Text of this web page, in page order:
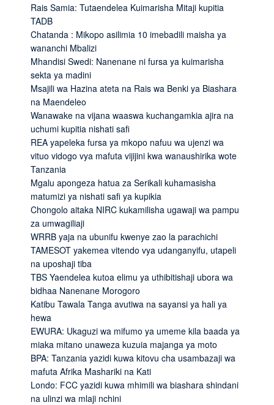
Rais Samia: Tutaendelea Kuimarisha Mitaji kupitia
TADB
Chatanda : Mikopo asilimia 10 imebadili maisha ya
wananchi Mbalizi
Mhandisi Swedi: Nanenane ni fursa ya kuimarisha
sekta ya madini
Msajili wa Hazina ateta na Rais wa Benki ya Biashara
na Maendeleo
Wanawake na vijana waaswa kuchangamkia ajira na
uchumi kupitia nishati safi
REA yapeleka fursa ya mkopo nafuu wa ujenzi wa
vituo vidogo vya mafuta vijijini kwa wanaushirika wote
Tanzania
Mgalu apongeza hatua za Serikali kuhamasisha
matumizi ya nishati safi ya kupikia
Chongolo aitaka NIRC kukamilisha ugawaji wa pampu
za umwagiliaji
WRRB yaja na ubunifu kwenye zao la parachichi
TAMESOT yakemea vitendo vya udanganyifu, utapeli
na uposhaji tiba
TBS Yaendelea kutoa elimu ya uthibitishaji ubora wa
bidhaa Nanenane Morogoro
Katibu Tawala Tanga avutiwa na sayansi ya hali ya
hewa
EWURA: Ukaguzi wa mifumo ya umeme kila baada ya
miaka mitano unaweza kuzuia majanga ya moto
BPA: Tanzania yazidi kuwa kitovu cha usambazaji wa
mafuta Afrika Mashariki na Kati
Londo: FCC yazidi kuwa mhimili wa biashara shindani
na ulinzi wa mlaji nchini